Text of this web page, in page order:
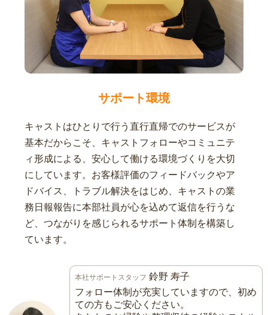
サポート環境
キャストはひとりで行う直行直帰でのサービスが
基本だからこそ、キャストフォローやコミュニテ
ィ形成による、安心して働ける環境づくりを大切
にしています。お客様評価のフィードバックやア
ドバイス、トラブル解決をはじめ、キャストの業
務日報報告に本部社員が心を込めて返信を行うな
ど、つながりを感じられるサポート体制を構築し
ています。
本社サポートスタッフ 鈴野 寿子
フォロー体制が充実していますので、初め
ての方もご安心ください。